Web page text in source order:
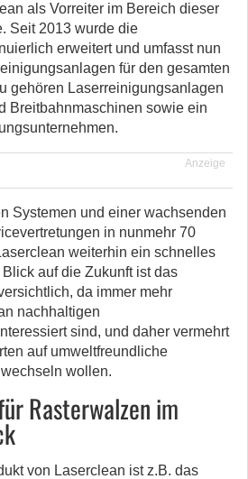
als Vorreiter im Bereich dieser
Seit 2013 wurde die
erweitert und umfasst nun
für den gesamten
gehören Laserreinigungsanlagen
Breitbahnmaschinen sowie ein
Anzeige
Systemen und einer wachsenden
in nunmehr 70
weiterhin ein schnelles
auf die Zukunft ist das
da immer mehr
nachhaltigen
sind, und daher vermehrt
auf umweltfreundliche
wollen.
Rasterwalzen im
von Laserclean ist z.B. das